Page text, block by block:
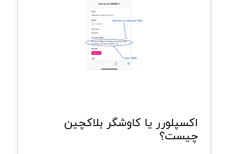
اکسپلورر یا کاوشگر بلاکچین
چیست؟